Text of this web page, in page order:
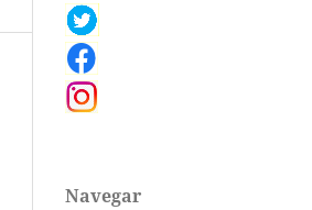
Navegar